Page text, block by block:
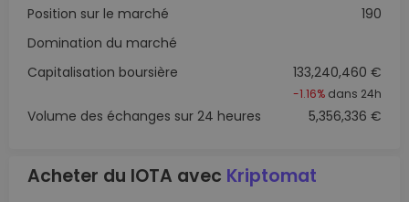
Position sur le marché
190
Domination du marché
Capitalisation boursière
133,240,460 €
-1.16% dans 24h
Volume des échanges sur 24 heures 5,356,336 €
Acheter du IOTA avec Kriptomat